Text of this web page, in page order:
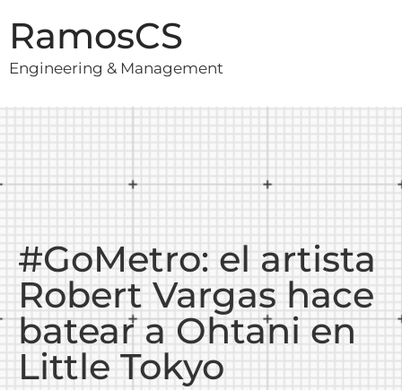
RamosCS
Engineering & Management
#GoMetro: el artista
Robert Vargas hace
batear a Ohtani en
Little Tokyo